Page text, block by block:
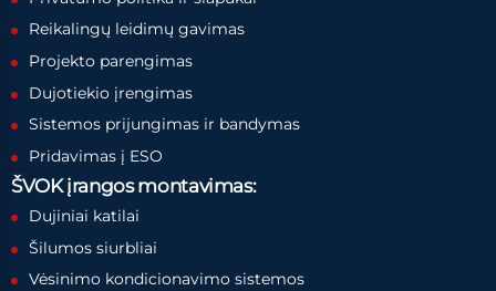
Reikalingų leidimų gavimas
Projekto parengimas
Dujotiekio įrengimas
Sistemos prijungimas ir bandymas
Pridavimas į ESO
ŠVOK įrangos montavimas:
Dujiniai katilai
Šilumos siurbliai
Vėsinimo kondicionavimo sistemos